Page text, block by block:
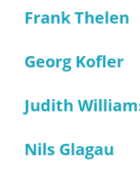
Frank Thelen
Georg Kofler
Judith
Nils Glagau